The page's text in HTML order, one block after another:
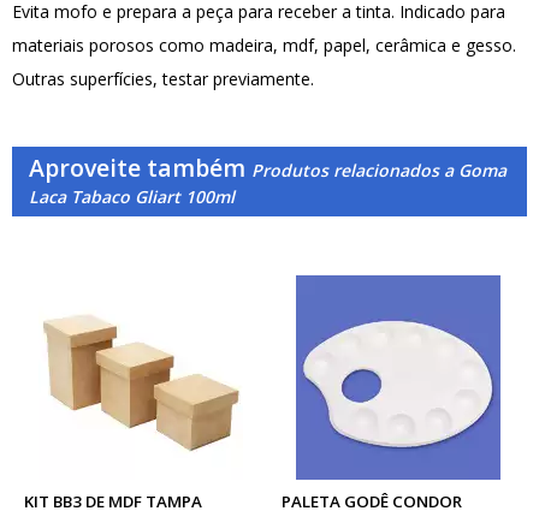
Evita mofo e prepara a peça para receber a tinta. Indicado para
materiais porosos como madeira, mdf, papel, cerâmica e gesso.
Outras superfícies, testar previamente.
Aproveite também Produtos relacionados a Goma
Laca Tabaco Gliart 100ml
KIT BB3 DE MDF TAMPA
PALETA GODÊ CONDOR